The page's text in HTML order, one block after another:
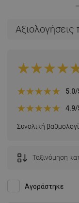
Συνολική
5.0/
4.9/
Αγοράστηκε
Ταξινόμηση